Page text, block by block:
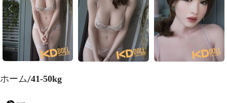
ホーム 41-50kg